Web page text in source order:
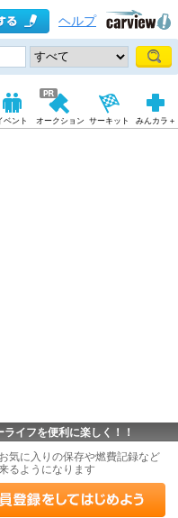
ヘルプ
ベント オークション サーキット みんカラ＋
イフを便利に楽しく！！
気に入りの保存や燃費記録など
るようになります